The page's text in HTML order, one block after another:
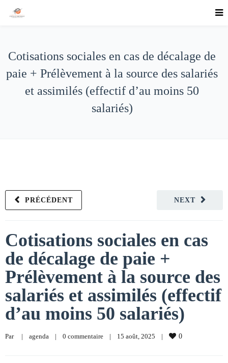
Cotisations sociales en cas de décalage de
paie + Prélèvement à la source des salariés
et assimilés (effectif d’au moins 50
salariés)
NEXT
PRÉCÉDENT
Cotisations sociales en cas
de décalage de paie +
Prélèvement à la source des
salariés et assimilés (effectif
d’au moins 50 salariés)
Par | agenda | 0 commentaire | 15 août, 2025 | 0